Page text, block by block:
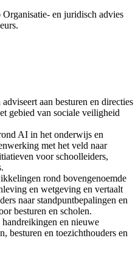
en juridisch advies
aan besturen en directies
gebied van sociale veiligheid
AI in het onderwijs en
met het veld naar
voor schoolleiders,
rond bovengenoemde
en wetgeving en vertaalt
naar standpuntbepalingen en
besturen en scholen.
en nieuwe
besturen en toezichthouders en